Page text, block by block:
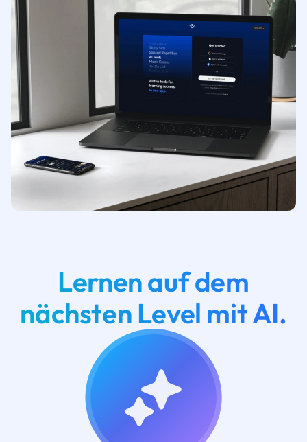
Lernen auf dem
nächsten Level mit AI.